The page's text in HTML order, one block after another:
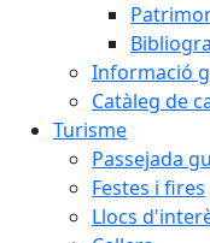
Informació
Catàleg de
Turisme
Passejada
Festes i fires
Llocs